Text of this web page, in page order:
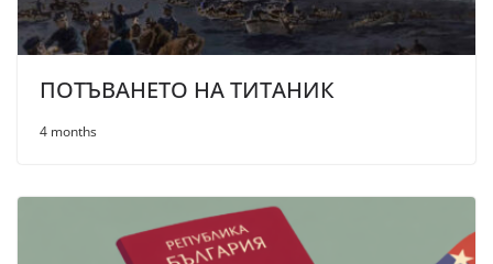
ПОТЪВАНЕТО НА ТИТАНИК
4 months